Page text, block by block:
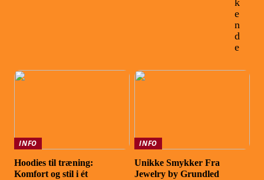
k
e
n
d
e
INFO
Hoodies til træning:
Komfort og stil i ét
INFO
Unikke Smykker Fra
Jewelry by Grundled